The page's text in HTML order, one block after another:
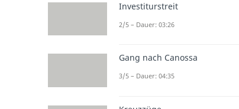
Investiturstreit
2/5 – Dauer: 03:26
Gang nach Canossa
3/5 – Dauer: 04:35